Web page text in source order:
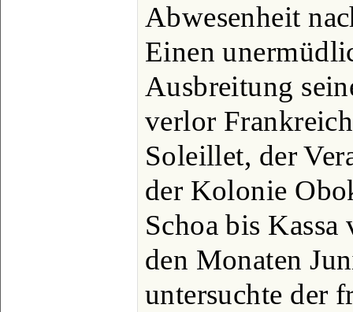
Abwesenheit
Einen
Ausbreitung
verlor
Soleillet, der
der Kolonie
Schoa bis
den Monaten
untersuchte der